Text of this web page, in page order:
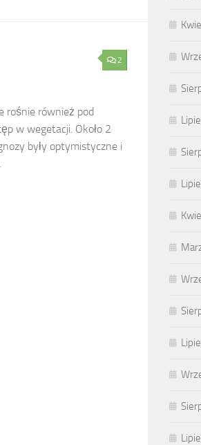
2
rośnie również pod
w wegetacji. Około 2
były optymistyczne i